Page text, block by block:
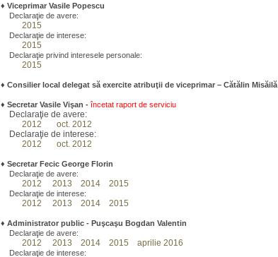
♦ Viceprimar Vasile Popescu
Declaraţie de avere:
2015
Declaraţie de interese:
2015
Declaraţie privind interesele personale:
2015
♦ Consilier local delegat să exercite atribuţii de viceprimar – Cătălin Misăilă
♦ Secretar Vasile Vişan - încetat raport de serviciu
Declaraţie de avere:
2012
oct. 2012
Declaraţie de interese:
2012
oct. 2012
♦ Secretar Fecic George Florin
Declaraţie de avere:
2012 2013 2014 2015
Declaraţie de interese:
2012 2013 2014 2015
♦ Administrator public - Puşcaşu Bogdan Valentin
Declaraţie de avere:
2012 2013 2014 2015 aprilie 2016
Declaraţie de interese: